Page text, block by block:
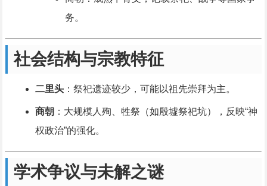
务。
社会结构与宗教特征
二里头：祭祀遗迹较少，可能以祖先崇拜为主。
商朝 ：大规模人殉、牲祭（如殷墟祭祀坑），反映“神
权政治”的强化。
学术争议与未解之谜